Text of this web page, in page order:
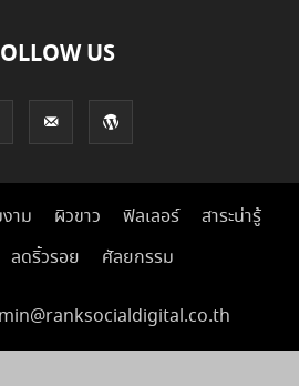
US
าม ผิวขาว ฟิลเลอร์
สาระน่ารู้
ลดริ้วรอย ศัลยกรรม